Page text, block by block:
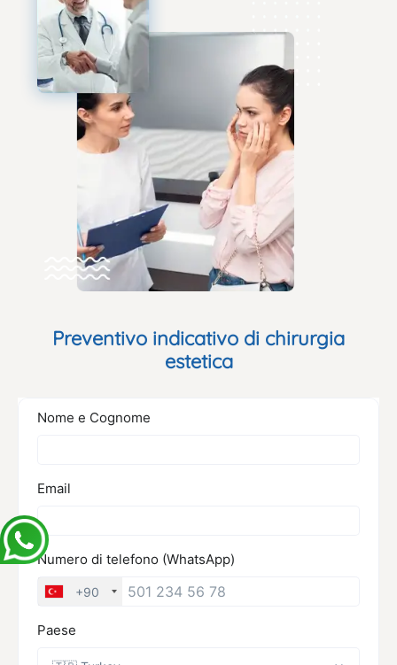
Preventivo indicativo di chirurgia
estetica